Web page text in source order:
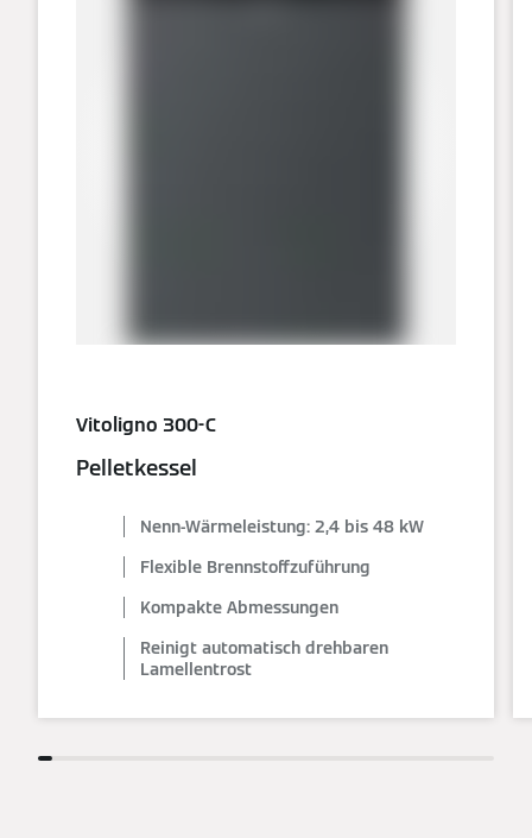
Vitoligno 300-C
Pelletkessel
Nenn-Wärmeleistung: 2,4 bis 48 kW
Flexible Brennstoffzuführung
Kompakte Abmessungen
Reinigt automatisch drehbaren
Lamellentrost